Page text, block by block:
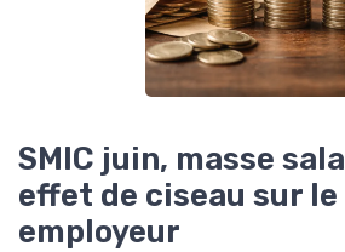
SMIC juin, masse
effet de ciseau sur
employeur